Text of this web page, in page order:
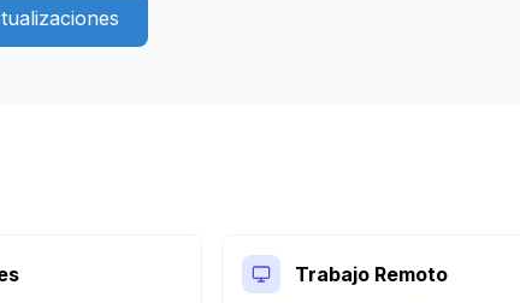
Trabajo Remoto